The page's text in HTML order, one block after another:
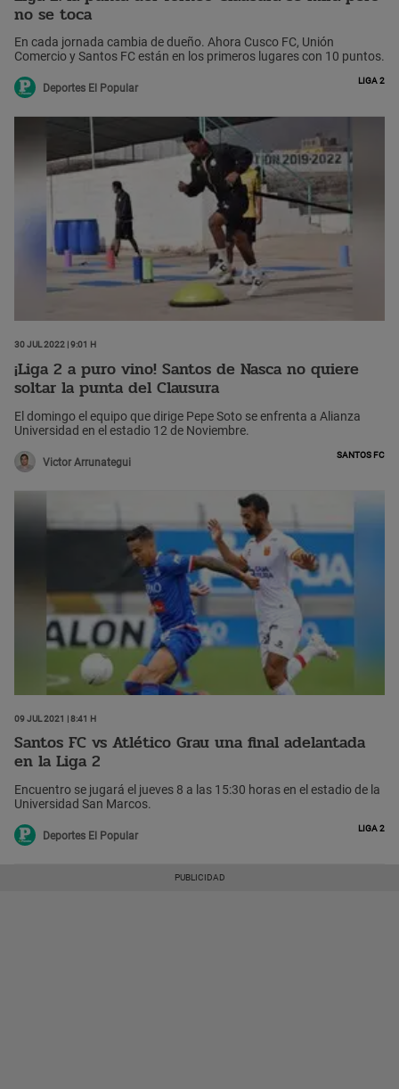
no se toca
En cada jornada cambia de dueño. Ahora Cusco FC, Unión
Comercio y Santos FC están en los primeros lugares con 10 puntos.
Deportes El Popular
Liga 2
30 Jul 2022 | 9:01 h
¡Liga 2 a puro vino! Santos de Nasca no quiere
soltar la punta del Clausura
El domingo el equipo que dirige Pepe Soto se enfrenta a Alianza
Universidad en el estadio 12 de Noviembre.
Victor Arrunategui
Santos FC
09 Jul 2021 | 8:41 h
Santos FC vs Atlético Grau una final adelantada
en la Liga 2
Encuentro se jugará el jueves 8 a las 15:30 horas en el estadio de la
Universidad San Marcos.
Deportes El Popular
Liga 2